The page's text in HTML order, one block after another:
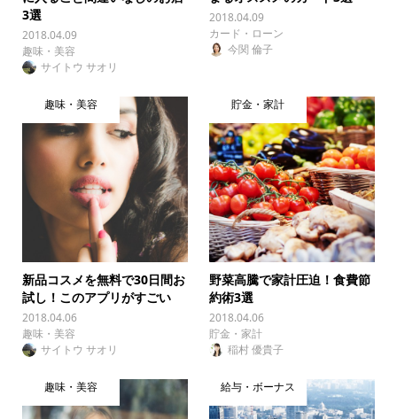
3選
2018.04.09
趣味・美容
サイトウ サオリ
2018.04.09
カード・ローン
今関 倫子
趣味・美容
新品コスメを無料で30日間お
試し！このアプリがすごい
2018.04.06
趣味・美容
サイトウ サオリ
貯金・家計
野菜高騰で家計圧迫！食費節
約術3選
2018.04.06
貯金・家計
稲村 優貴子
趣味・美容 給与・ボーナス